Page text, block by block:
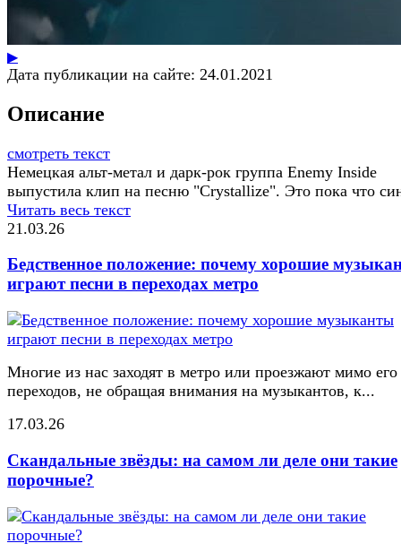
▶
Дата публикации на сайте: 24.01.2021
Описание
смотреть текст
Немецкая альт-метал и дарк-рок группа Enemy Inside
выпустила клип на песню "Crystallize". Это пока что
Читать весь текст
21.03.26
Бедственное положение: почему хорошие
играют песни в переходах метро
Многие из нас заходят в метро или проезжают мимо его
переходов, не обращая внимания на музыкантов, к...
17.03.26
Скандальные звёзды: на самом ли деле они такие
порочные?